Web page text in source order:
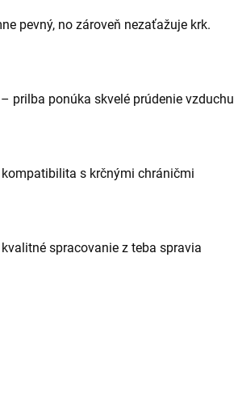
pevný, no zároveň nezaťažuje krk.
prilba ponúka skvelé prúdenie vzduchu
kompatibilita s krčnými chráničmi
spracovanie z teba spravia